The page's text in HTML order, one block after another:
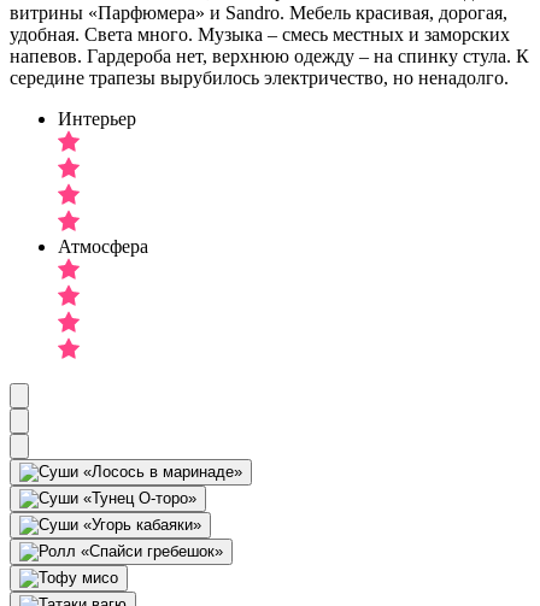
витрины «Парфюмера» и Sandro. Мебель красивая, дорогая,
удобная. Света много. Музыка – смесь местных и заморских
напевов. Гардероба нет, верхнюю одежду – на спинку стула. К
середине трапезы вырубилось электричество, но ненадолго.
Интерьер
Атмосфера